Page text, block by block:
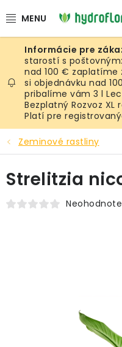
na
RASTLINY
UMELÉ RASTLINY
KVETINÁČE
SUBSTRÁTY A
SERVIS INTERIÉROVEJ
MACHY
MACHOVÉ STENY
INTERIÉROVÉ DEKORÁCIE
starostí s
nad 100 € zaplatíme
si objednávku nad
pribalíme vám 3 l
Bezplatný Rozvoz
Platí pre
Zeminové rastliny
Strelitzia